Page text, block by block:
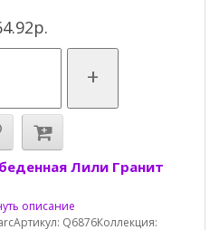
+
Лили Гранит
описание
Q6876Коллекция: